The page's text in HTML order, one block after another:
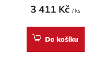
3 411 Kč / ks
Do košíku